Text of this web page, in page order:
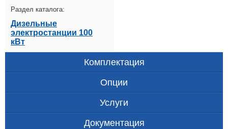
Раздел каталога:
Дизельные
электростанции 100
кВт
Комплектация
Опции
Услуги
Документация